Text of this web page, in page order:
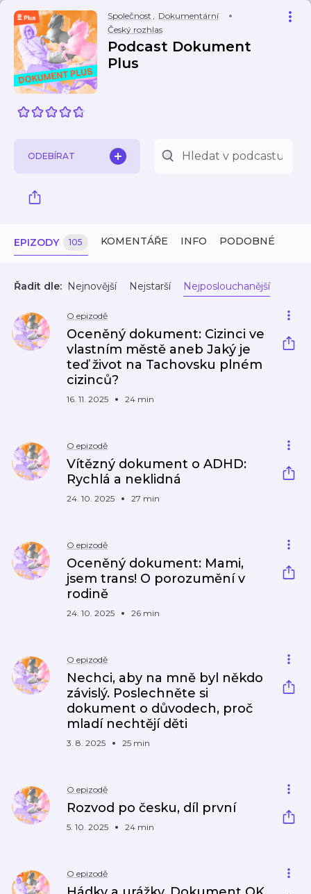
Společnost , Dokumentární
Český rozhlas
Podcast Dokument
Plus
ODEBÍRAT
EPIZODY 105 KOMENTÁŘE INFO PODOBNÉ
Řadit dle: Nejnovější Nejstarší Nejposlouchanější
O epizodě
Oceněný dokument: Cizinci ve
vlastním městě aneb Jaký je
teď život na Tachovsku plném
cizinců?
16. 11. 2025 24 min
O epizodě
Vítězný dokument o ADHD:
Rychlá a neklidná
24. 10. 2025 27 min
O epizodě
Oceněný dokument: Mami,
jsem trans! O porozumění v
rodině
24. 10. 2025 26 min
O epizodě
Nechci, aby na mně byl někdo
závislý. Poslechněte si
dokument o důvodech, proč
mladí nechtějí děti
3. 8. 2025 25 min
O epizodě
Rozvod po česku, díl první
5. 10. 2025 24 min
O epizodě